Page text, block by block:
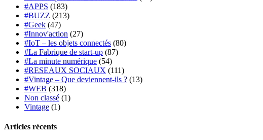
#APPS (183)
#BUZZ (213)
#Geek (47)
#Innov'action (27)
#IoT – les objets connectés (80)
#La Fabrique de start-up (87)
#La minute numérique (54)
#RESEAUX SOCIAUX (111)
#Vintage – Que deviennent-ils ? (13)
#WEB (318)
Non classé (1)
Vintage (1)
Articles récents